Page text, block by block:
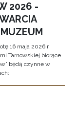
2026 -
16 maja 2026 r.
Tarnowskiej biorące
będą czynne w